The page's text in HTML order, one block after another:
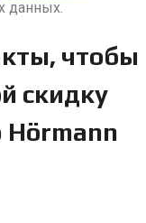
данных.
чтобы
скидку